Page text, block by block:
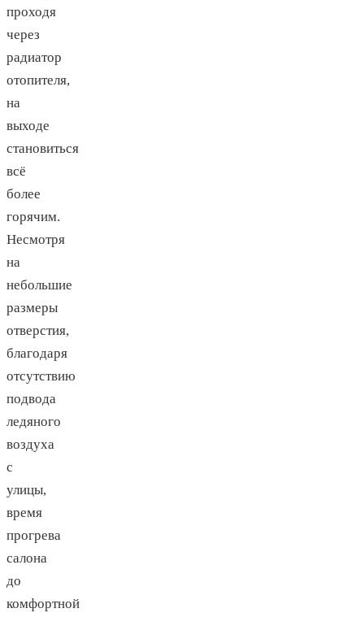
проходя
через
радиатор
отопителя,
на
выходе
становиться
всё
более
горячим.
Несмотря
на
небольшие
размеры
отверстия,
благодаря
отсутствию
подвода
ледяного
воздуха
с
улицы,
время
прогрева
салона
до
комфортной